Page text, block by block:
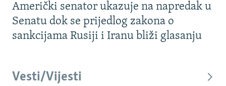
Američki senator ukazuje na napredak u
Senatu dok se prijedlog zakona o
sankcijama Rusiji i Iranu bliži glasanju
Vesti/Vijesti